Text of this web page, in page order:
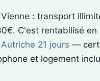
: transport
C'est rentabilisé en
21 jours —
et logement